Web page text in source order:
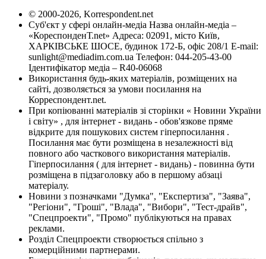
© 2000-2026, Korrespondent.net
Суб'єкт у сфері онлайн-медіа Назва онлайн-медіа –
«КореспонденТ.net» Адреса: 02091, місто Київ,
ХАРКІВСЬКЕ ШОСЕ, будинок 172-Б, офіс 208/1 E-mail:
sunlight@mediadim.com.ua Телефон: 044-205-43-00
Ідентифікатор медіа – R40-06068
Використання будь-яких матеріалів, розміщених на
сайті, дозволяється за умови посилання на
Корреспондент.net.
При копіюванні матеріалів зі сторінки « Новини України
і світу» , для інтернет - видань - обов'язкове пряме
відкрите для пошукових систем гіперпосилання .
Посилання має бути розміщена в незалежності від
повного або часткового використання матеріалів.
Гіперпосилання ( для інтернет - видань) - повинна бути
розміщена в підзаголовку або в першому абзаці
матеріалу.
Новини з позначками "Думка", "Експертиза", "Заява",
"Регіони", "Гроші", "Влада", "Вибори", "Тест-драйв",
"Спецпроекти", "Промо" публікуються на правах
реклами.
Розділ Спецпроекти створюється спільно з
комерційними партнерами.